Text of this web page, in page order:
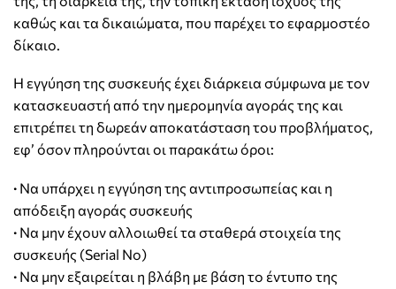
καθώς και τα δικαιώματα, που παρέχει το εφαρμοστέο
δίκαιο.
Η εγγύηση της συσκευής έχει διάρκεια σύμφωνα με τον
κατασκευαστή από την ημερομηνία αγοράς της και
επιτρέπει τη δωρεάν αποκατάσταση του προβλήματος,
εφ’ όσον πληρούνται οι παρακάτω όροι:
· Να υπάρχει η εγγύηση της αντιπροσωπείας και η
απόδειξη αγοράς συσκευής
· Να μην έχουν αλλοιωθεί τα σταθερά στοιχεία της
συσκευής (Serial No)
· Να μην εξαιρείται η βλάβη με βάση το έντυπο της